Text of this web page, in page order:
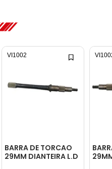
BARRA DE TORCAO
29MM DIANTEIRA L.D
VI1002